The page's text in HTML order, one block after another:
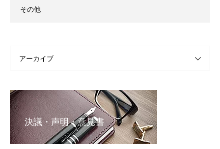
その他
アーカイブ
決議・声明・意見書